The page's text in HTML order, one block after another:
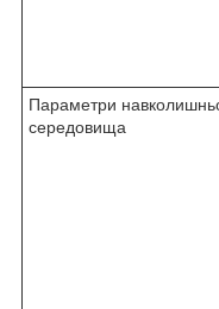
Параметри
середовища